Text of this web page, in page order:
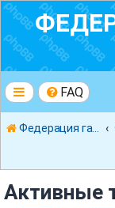
FAQ
Федерация гандбола России
Активные